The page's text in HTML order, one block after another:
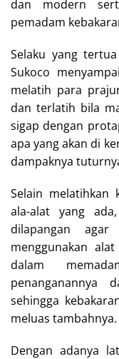
dan modern
pemadam
Selaku yang
Sukoco
melatih para
dan terlatih bila
sigap dengan
apa yang akan di
dampaknya
Selain melatihkan
ala-alat yang
dilapangan
menggunakan
dalam
penanganannya
sehingga
meluas tambahnya.
Dengan adanya